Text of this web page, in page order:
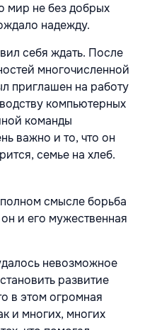
мир не без добрых
надежду.
себя ждать. После
многочисленной
приглашен на работу
компьютерных
команды
важно и то, что он
семье на хлеб.
смысле борьба
и его мужественная
невозможное
развитие
в этом огромная
и многих, многих